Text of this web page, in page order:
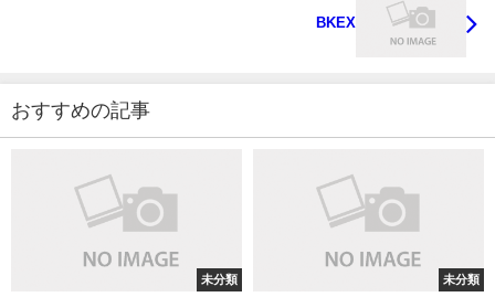
BKEX
おすすめの記事
未分類 未分類